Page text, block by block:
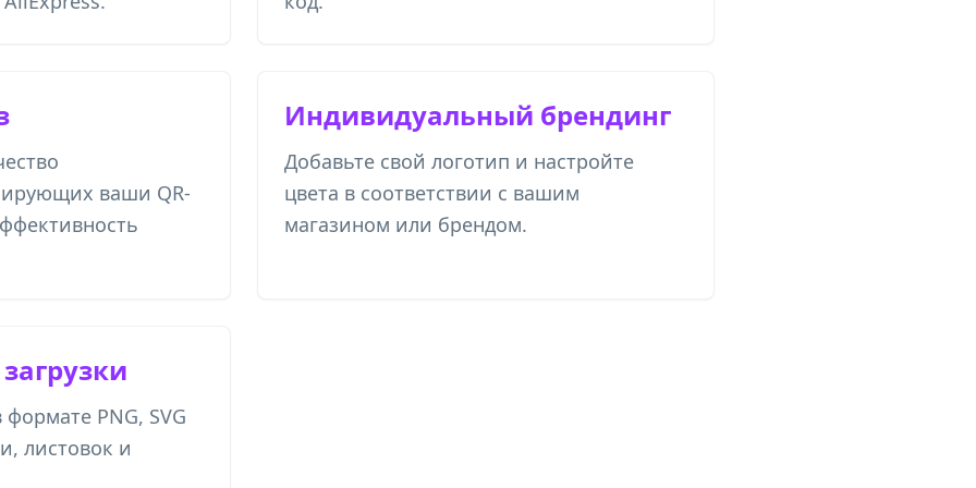
ваши QR-
Индивидуальный брендинг
Добавьте свой логотип и настройте
цвета в соответствии с вашим
магазином или брендом.
PNG, SVG
листовок и